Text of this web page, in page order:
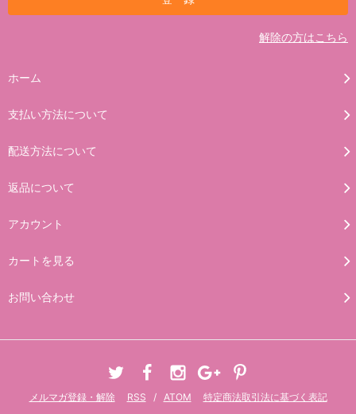
解除の方はこちら
ホーム
支払い方法について
配送方法について
返品について
アカウント
カートを見る
お問い合わせ
メルマガ登録・解除 RSS / ATOM 特定商法取引法に基づく表記